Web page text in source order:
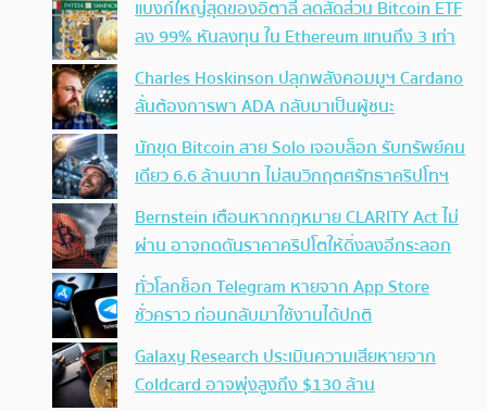
แบงก์ใหญ่สุดของอิตาลี ลดสัดส่วน Bitcoin ETF
ลง 99% หันลงทุน ใน Ethereum แทนถึง 3 เท่า
Charles Hoskinson ปลุกพลังคอมมูฯ Cardano
ลั่นต้องการพา ADA กลับมาเป็นผู้ชนะ
นักขุด Bitcoin สาย Solo เจอบล็อก รับทรัพย์คน
เดียว 6.6 ล้านบาท ไม่สนวิกฤตศรัทธาคริปโทฯ
Bernstein เตือนหากกฎหมาย CLARITY Act ไม่
ผ่าน อาจกดดันราคาคริปโตให้ดิ่งลงอีกระลอก
ทั่วโลกช็อก Telegram หายจาก App Store
ชั่วคราว ก่อนกลับมาใช้งานได้ปกติ
Galaxy Research ประเมินความเสียหายจาก
Coldcard อาจพุ่งสูงถึง $130 ล้าน